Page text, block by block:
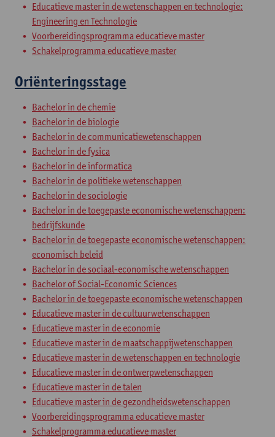
Educatieve master in de wetenschappen en technologie:
Engineering en Technologie
Voorbereidingsprogramma educatieve master
Schakelprogramma educatieve master
Oriënteringsstage
Bachelor in de chemie
Bachelor in de biologie
Bachelor in de communicatiewetenschappen
Bachelor in de fysica
Bachelor in de informatica
Bachelor in de politieke wetenschappen
Bachelor in de sociologie
Bachelor in de toegepaste economische wetenschappen:
bedrijfskunde
Bachelor in de toegepaste economische wetenschappen:
economisch beleid
Bachelor in de sociaal-economische wetenschappen
Bachelor of Social-Economic Sciences
Bachelor in de toegepaste economische wetenschappen
Educatieve master in de cultuurwetenschappen
Educatieve master in de economie
Educatieve master in de maatschappijwetenschappen
Educatieve master in de wetenschappen en technologie
Educatieve master in de ontwerpwetenschappen
Educatieve master in de talen
Educatieve master in de gezondheidswetenschappen
Voorbereidingsprogramma educatieve master
Schakelprogramma educatieve master